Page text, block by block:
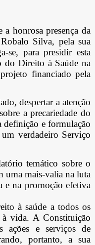
honrosa presença da
Silva, pela sua
se, para presidir esta
do Direito à Saúde na
financiado pela
despertar a atenção
a precariedade do
definição e formulação
verdadeiro Serviço
temático sobre o
uma mais-valia na luta
e na promoção efetiva
à saúde a todos os
vida. A Constituição
ações e serviços de
portanto, a sua